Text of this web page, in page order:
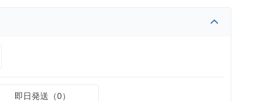
即日発送（0）